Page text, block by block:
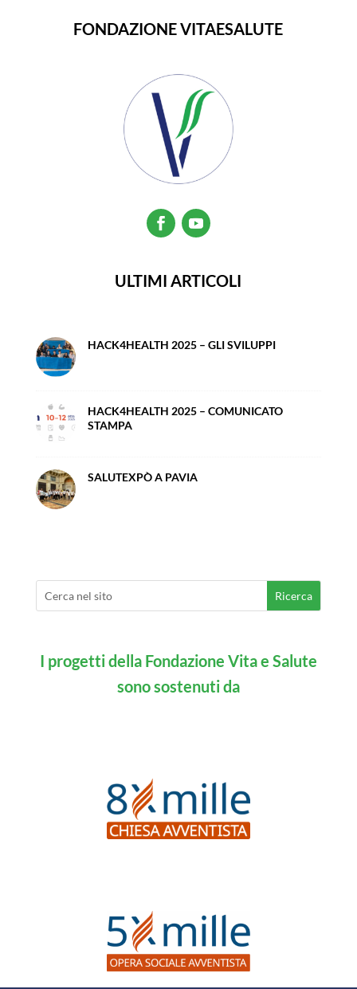
FONDAZIONE VITAESALUTE
ULTIMI ARTICOLI
HACK4HEALTH 2025 – GLI SVILUPPI
HACK4HEALTH 2025 – COMUNICATO
STAMPA
SALUTEXPÒ A PAVIA
I progetti della Fondazione Vita e Salute
sono sostenuti da